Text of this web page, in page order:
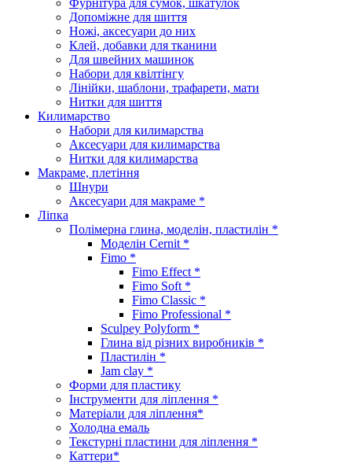
Допоміжне для шиття
Ножі, аксесуари до них
Клей, добавки для тканини
Для швейних машинок
Набори для квілтінгу
Лінійки, шаблони, трафарети, мати
Нитки для шиття
Килимарство
Набори для килимарства
Аксесуари для килимарства
Нитки для килимарства
Макраме, плетіння
Шнури
Аксесуари для макраме *
Ліпка
Полімерна глина, моделін, пластилін *
Моделін Cernit *
Fimo *
Fimo Effect *
Fimo Soft *
Fimo Classic *
Fimo Professional *
Sculpey Polyform *
Глина від різних виробників *
Пластилін *
Jam clay *
Форми для пластику
Інструменти для ліплення *
Матеріали для ліплення*
Холодна емаль
Текстурні пластини для ліплення *
Каттери*